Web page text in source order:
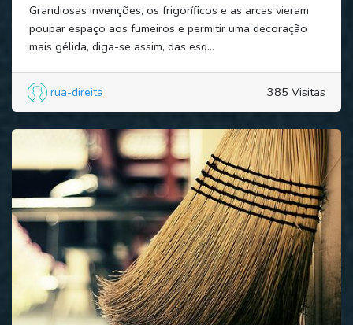
Grandiosas invenções, os frigoríficos e as arcas vieram
poupar espaço aos fumeiros e permitir uma decoração
mais gélida, diga-se assim, das esq...
rua-direita 385 Visitas